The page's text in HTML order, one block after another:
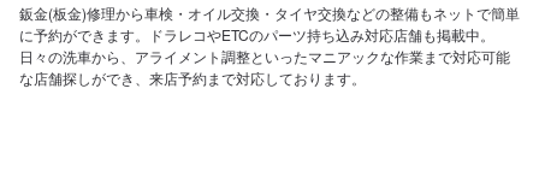
鈑金(板金)修理から車検・オイル交換・タイヤ交換などの整備もネットで簡単
に予約ができます。ドラレコやETCのパーツ持ち込み対応店舗も掲載中。
日々の洗車から、アライメント調整といったマニアックな作業まで対応可能
な店舗探しができ、来店予約まで対応しております。